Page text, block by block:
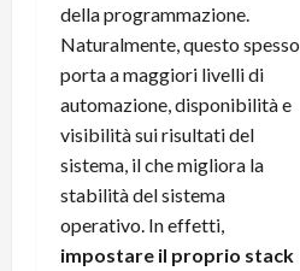
della programmazione.
Naturalmente, questo spesso
porta a maggiori livelli di
automazione, disponibilità e
visibilità sui risultati del
sistema, il che migliora la
stabilità del sistema
operativo. In effetti,
impostare il proprio stack